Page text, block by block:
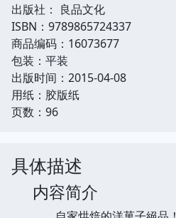
出版社： 良品文化
ISBN：9789865724337
商品编码：16073677
包装：平装
出版时间：2015-04-08
用纸：胶版纸
页数：96
具体描述
内容简介